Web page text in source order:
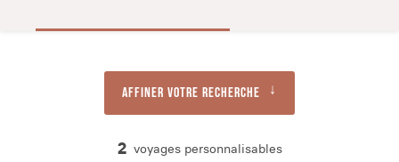
Affiner votre recherche
2 voyages personnalisables